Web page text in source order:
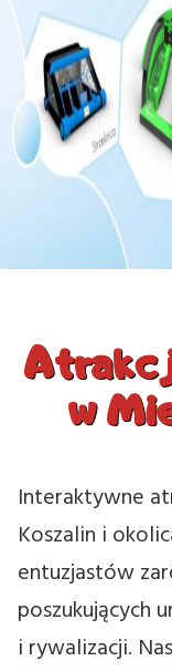
w
Interaktywne
Koszalin i
entuzjastów
poszukujących
i rywalizacji.